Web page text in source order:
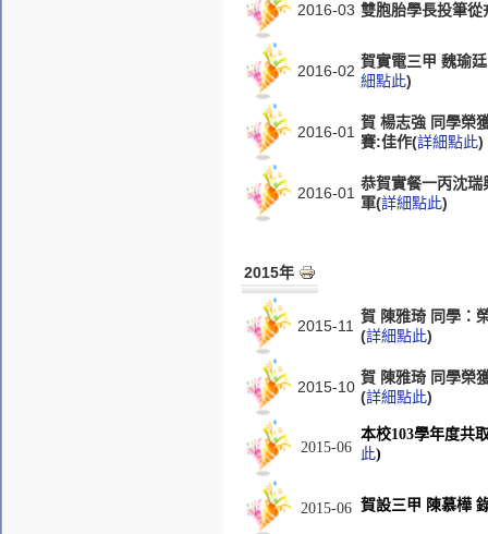
2016-03 雙胞胎學長投筆
2016-02
賀實電三甲 魏瑜
細點此)
2016-01
賀 楊志強 同學榮
賽:佳作(詳細點此)
2016-01
恭賀實餐一丙沈
軍(詳細點此)
2015年
2015-11
賀 陳雅琦 同學：
(詳細點此)
2015-10
賀 陳雅琦 同學榮
(詳細點此)
2015-06
本校103學年度共
此)
2015-06 賀設三甲 陳慕樺